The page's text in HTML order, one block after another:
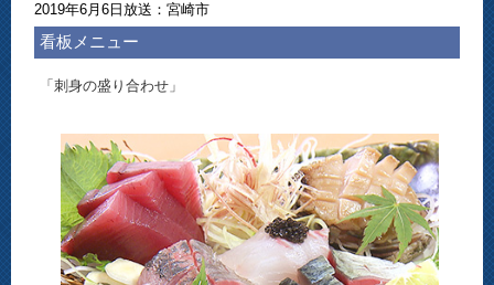
2019年6月6日放送：宮崎市
看板メニュー
「刺身の盛り合わせ」